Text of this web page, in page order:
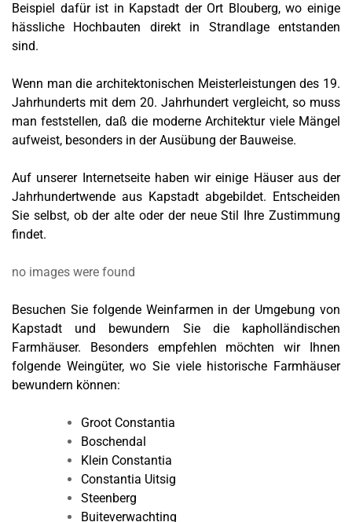
Beispiel dafür ist in Kapstadt der Ort Blouberg, wo einige
hässliche Hochbauten direkt in Strandlage entstanden
sind.
Wenn man die architektonischen Meisterleistungen des 19.
Jahrhunderts mit dem 20. Jahrhundert vergleicht, so muss
man feststellen, daß die moderne Architektur viele Mängel
aufweist, besonders in der Ausübung der Bauweise.
Auf unserer Internetseite haben wir einige Häuser aus der
Jahrhundertwende aus Kapstadt abgebildet. Entscheiden
Sie selbst, ob der alte oder der neue Stil Ihre Zustimmung
findet.
no images were found
Besuchen Sie folgende Weinfarmen in der Umgebung von
Kapstadt und bewundern Sie die kapholländischen
Farmhäuser. Besonders empfehlen möchten wir Ihnen
folgende Weingüter, wo Sie viele historische Farmhäuser
bewundern können:
Groot Constantia
Boschendal
Klein Constantia
Constantia Uitsig
Steenberg
Buiteverwachting